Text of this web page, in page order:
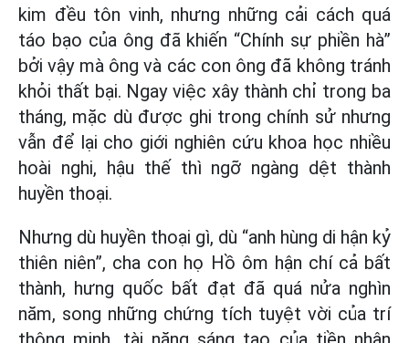
kim đều tôn vinh, nhưng những cải cách quá
táo bạo của ông đã khiến “Chính sự phiền hà”
bởi vậy mà ông và các con ông đã không tránh
khỏi thất bại. Ngay việc xây thành chỉ trong ba
tháng, mặc dù được ghi trong chính sử nhưng
vẫn để lại cho giới nghiên cứu khoa học nhiều
hoài nghi, hậu thế thì ngỡ ngàng dệt thành
huyền thoại.
Nhưng dù huyền thoại gì, dù “anh hùng di hận kỷ
thiên niên”, cha con họ Hồ ôm hận chí cả bất
thành, hưng quốc bất đạt đã quá nửa nghìn
năm, song những chứng tích tuyệt vời của trí